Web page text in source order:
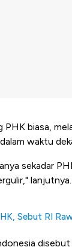
biasa,
waktu
sekadar
lanjutnya.
Sebut RI